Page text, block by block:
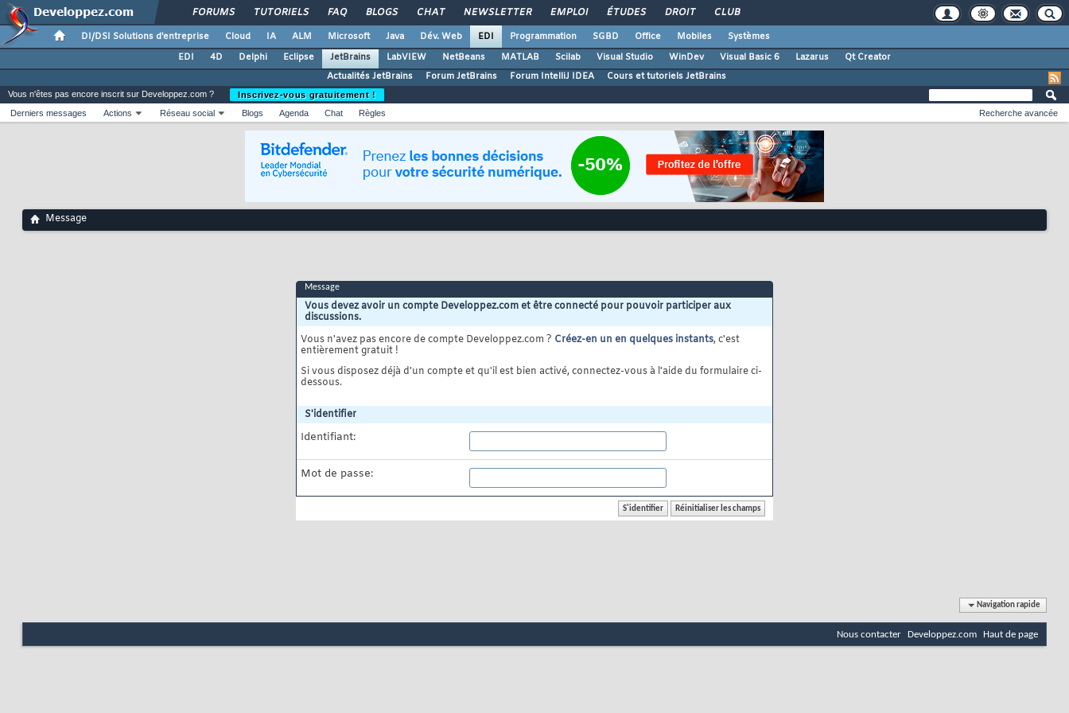
FORUMS TUTORIELS FAQ BLOGS CHAT NEWSLETTER EMPLOI ÉTUDES DROIT CLUB
DI/DSI Solutions d'entreprise Cloud IA ALM Microsoft Java Dév. Web EDI Programmation SGBD Office Mobiles
Systèmes
EDI
4D Delphi Eclipse JetBrains LabVIEW NetBeans MATLAB Scilab Visual Studio WinDev Visual Basic 6 Lazarus
Qt Creator
Actualités JetBrains
Forum JetBrains Forum IntelliJ IDEA Cours et tutoriels JetBrains
Vous n'êtes pas encore inscrit sur Developpez.com ?
Inscrivez-vous gratuitement !
Derniers messages
Actions Réseau social Blogs Agenda Chat Règles Recherche avancée
Message
Message
Vous devez avoir un compte Developpez.com et être connecté pour pouvoir participer aux
discussions.
Vous n'avez pas encore de compte Developpez.com ? Créez-en un en quelques instants, c'est
entièrement gratuit !
Si vous disposez déjà d'un compte et qu'il est bien activé, connectez-vous à l'aide du formulaire ci-
dessous.
S'identifier
Identifiant:
Mot de passe:
Navigation rapide
Nous contacter Developpez.com Haut de page